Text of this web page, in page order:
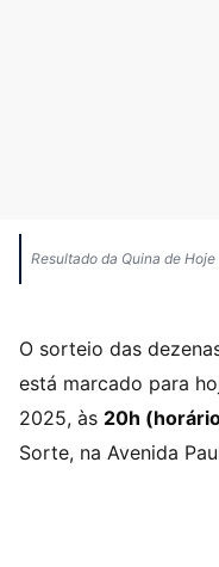
Resultado da Quina de Hoje
O sorteio das
está marcado para
2025, às 20h
Sorte, na Avenida